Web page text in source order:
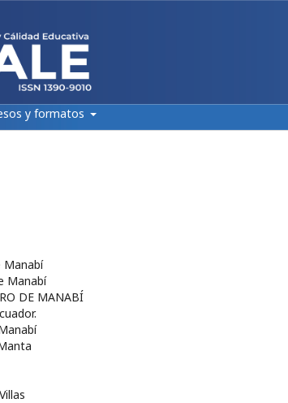
y formatos
Manabí
Manabí
DE MANABÍ